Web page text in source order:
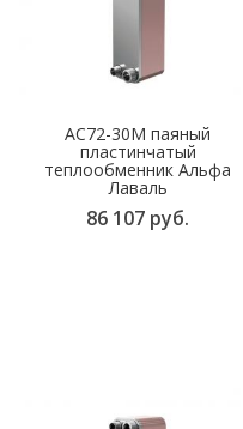
AC72-30M паяный
пластинчатый
теплообменник Альфа
Лаваль
86 107 руб.